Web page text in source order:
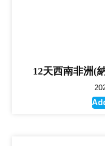
12天西南非洲(